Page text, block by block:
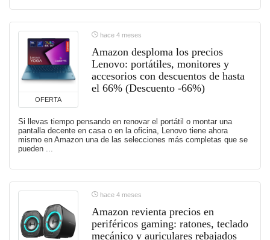
OFERTA
hace 4 meses
Amazon desploma los precios
Lenovo: portátiles, monitores y
accesorios con descuentos de hasta
el 66% (Descuento -66%)
Si llevas tiempo pensando en renovar el portátil o montar una
pantalla decente en casa o en la oficina, Lenovo tiene ahora
mismo en Amazon una de las selecciones más completas que se
pueden ...
hace 4 meses
Amazon revienta precios en
periféricos gaming: ratones, teclado
mecánico y auriculares rebajados